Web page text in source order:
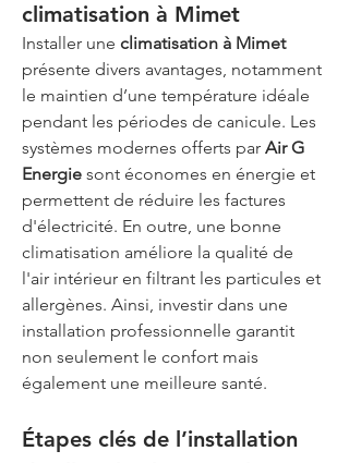
climatisation à Mimet
Installer une climatisation à Mimet
présente divers avantages, notamment
le maintien d’une température idéale
pendant les périodes de canicule. Les
systèmes modernes offerts par Air G
Energie sont économes en énergie et
permettent de réduire les factures
d'électricité. En outre, une bonne
climatisation améliore la qualité de
l'air intérieur en filtrant les particules et
allergènes. Ainsi, investir dans une
installation professionnelle garantit
non seulement le confort mais
également une meilleure santé.
Étapes clés de l’installation